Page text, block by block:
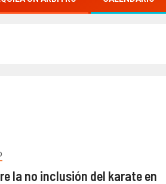
la no inclusión del karate en